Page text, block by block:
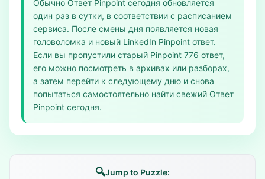
Обычно Ответ Pinpoint сегодня обновляется
один раз в сутки, в соответствии с расписанием
сервиса. После смены дня появляется новая
головоломка и новый LinkedIn Pinpoint ответ.
Если вы пропустили старый Pinpoint 776 ответ,
его можно посмотреть в архивах или разборах,
а затем перейти к следующему дню и снова
попытаться самостоятельно найти свежий Ответ
Pinpoint сегодня.
🔍Jump to Puzzle: